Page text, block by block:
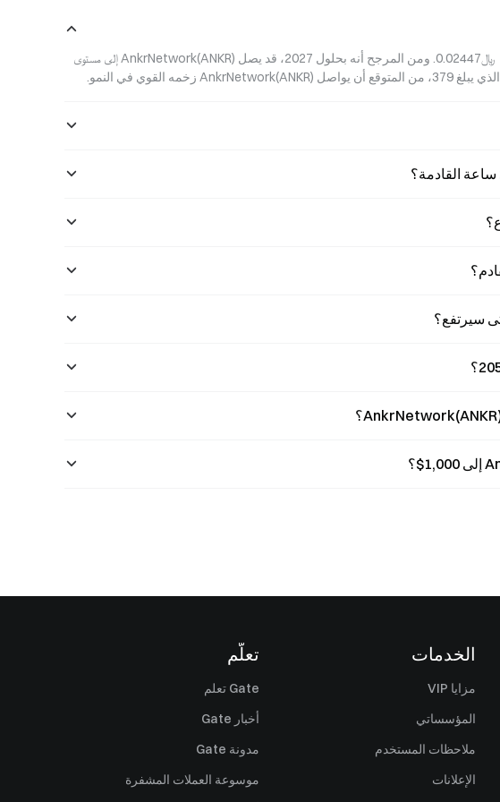
الذي يبلغ 379، من المتوقع أن يواصل AnkrNetwork(ANKR) زخمه القوي في النمو.
الخدمات
مزايا VIP
المؤسساتي
ملاحظات المستخدم
الإعلانات
تعلّم
Gate تعلم
أخبار Gate
مدونة Gate
موسوعة العملات المشفرة